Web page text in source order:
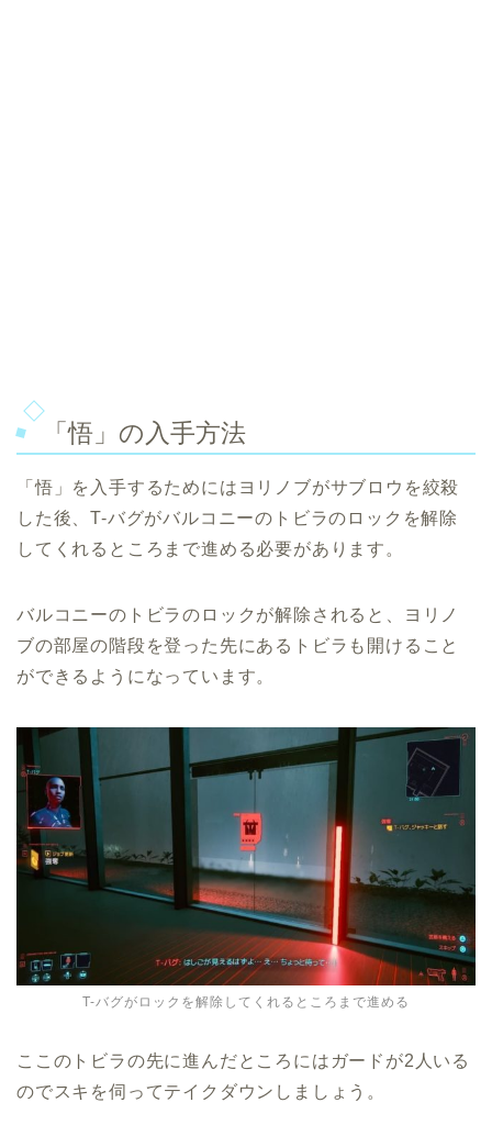
「悟」の入手方法
「悟」を入手するためにはヨリノブがサブロウを絞殺
した後、T-バグがバルコニーのトビラのロックを解除
してくれるところまで進める必要があります。
バルコニーのトビラのロックが解除されると、ヨリノ
ブの部屋の階段を登った先にあるトビラも開けること
ができるようになっています。
T-バグがロックを解除してくれるところまで進める
ここのトビラの先に進んだところにはガードが2人いる
のでスキを伺ってテイクダウンしましょう。